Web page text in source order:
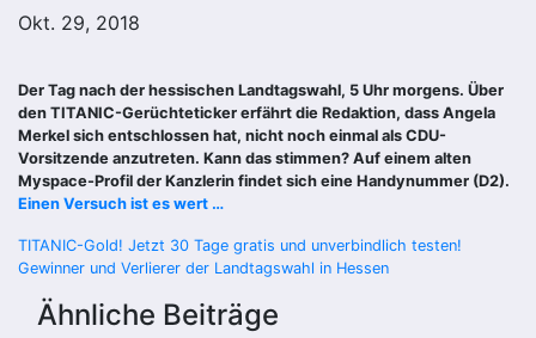
Okt. 29, 2018
Der Tag nach der hessischen Landtagswahl, 5 Uhr morgens. Über
den TITANIC-Gerüchteticker erfährt die Redaktion, dass Angela
Merkel sich entschlossen hat, nicht noch einmal als CDU-
Vorsitzende anzutreten. Kann das stimmen? Auf einem alten
Myspace-Profil der Kanzlerin findet sich eine Handynummer (D2).
Einen Versuch ist es wert …
Beitragsnavigation
TITANIC-Gold! Jetzt 30 Tage gratis und unverbindlich testen!
Gewinner und Verlierer der Landtagswahl in Hessen
Ähnliche Beiträge